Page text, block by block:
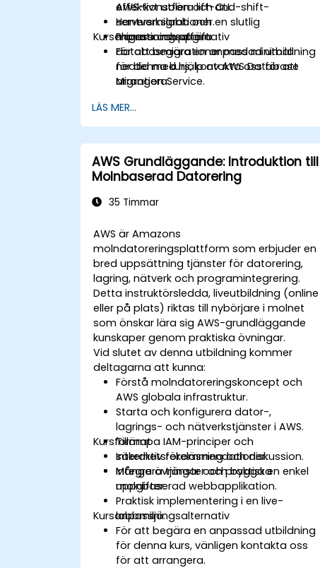
effektivt utföra lift-and-shift-
serversmigrationer.
Planera och utföra
databasmigrationer med minimal
nedtid med hjälp av AWS Database
Migration Service.
datatransferarkitekturer för att stödja
migrations- och cutoveraktiviteter.
Validera migrerade arbetsbelastningar,
implementera återställningsplaner och
tillämpa post-migrationsoptimering
och kostnadskontroller.
AWS-konsolen och CLI.
Hantverkslabb och en slutlig
migrationsuppgift.
Kursanpassningsalternativ
För att begära en anpassad utbildning
för denna kurs, kontakta oss för att
arrangera.
LÄS MER...
AWS Grundläggande: Introduktion till
Molnbaserad Datorering
35 Timmar
AWS är Amazons
molndatoreringsplattform som erbjuder en
bred uppsättning tjänster för datorering,
lagring, nätverk och programintegrering.
Detta instruktörsledda, liveutbildning (online
eller på plats) riktas till nybörjare i molnet
som önskar lära sig AWS-grundläggande
kunskaper genom praktiska övningar.
Vid slutet av denna utbildning kommer
deltagarna att kunna:
Förstå molndatoreringskoncept och
AWS globala infrastruktur.
Starta och konfigurera dator-,
lagrings- och nätverkstjänster i AWS.
Tillämpa IAM-principer och
säkerhetsrekommendationer.
Integrera tjänster och bygga en enkel
molnbaserad webbapplikation.
Kursformat
Interaktiv föreläsning och diskussion.
Många övningar och praktiska
uppgifter.
Praktisk implementering i en live-
labbmiljö.
Kursanpassningsalternativ
För att begära en anpassad utbildning
för denna kurs, vänligen kontakta oss
för att arrangera.